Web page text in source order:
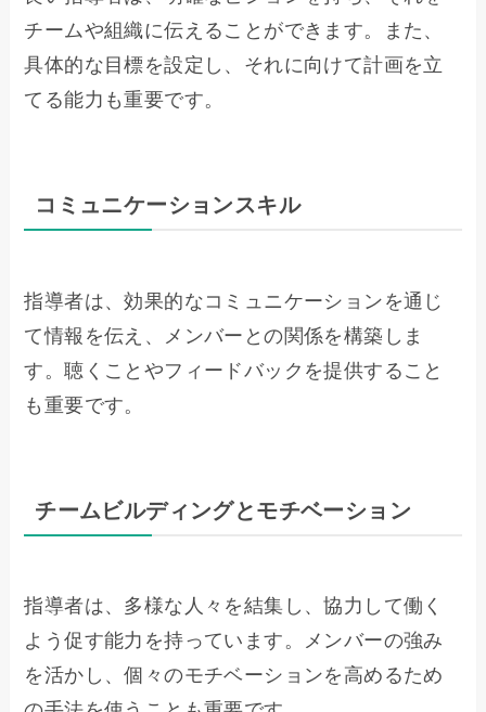
チームや組織に伝えることができます。また、
具体的な目標を設定し、それに向けて計画を立
てる能力も重要です。
コミュニケーションスキル
指導者は、効果的なコミュニケーションを通じ
て情報を伝え、メンバーとの関係を構築しま
す。聴くことやフィードバックを提供すること
も重要です。
チームビルディングとモチベーション
指導者は、多様な人々を結集し、協力して働く
よう促す能力を持っています。メンバーの強み
を活かし、個々のモチベーションを高めるため